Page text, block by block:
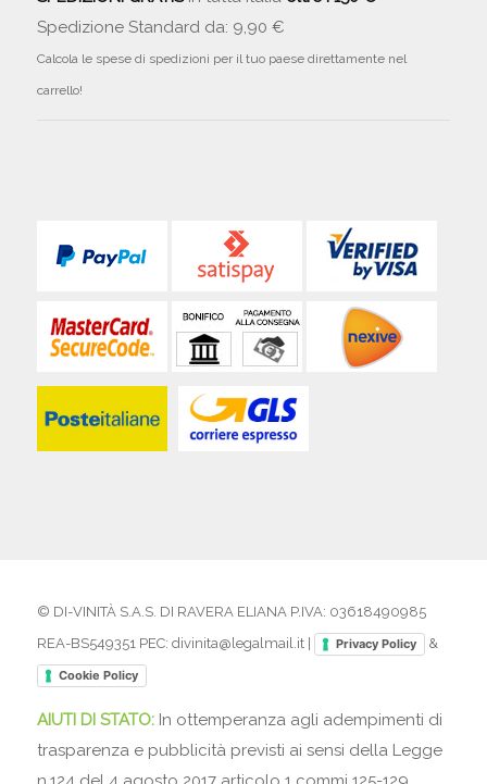
Spedizione Standard da: 9,90 €
Calcola le spese di spedizioni per il tuo paese direttamente nel
carrello!
© DI-VINITÀ S.A.S. DI RAVERA ELIANA P.IVA: 03618490985
REA-BS549351 PEC: divinita@legalmail.it |
Privacy Policy &
Cookie Policy
AIUTI DI STATO: In ottemperanza agli adempimenti di
trasparenza e pubblicità previsti ai sensi della Legge